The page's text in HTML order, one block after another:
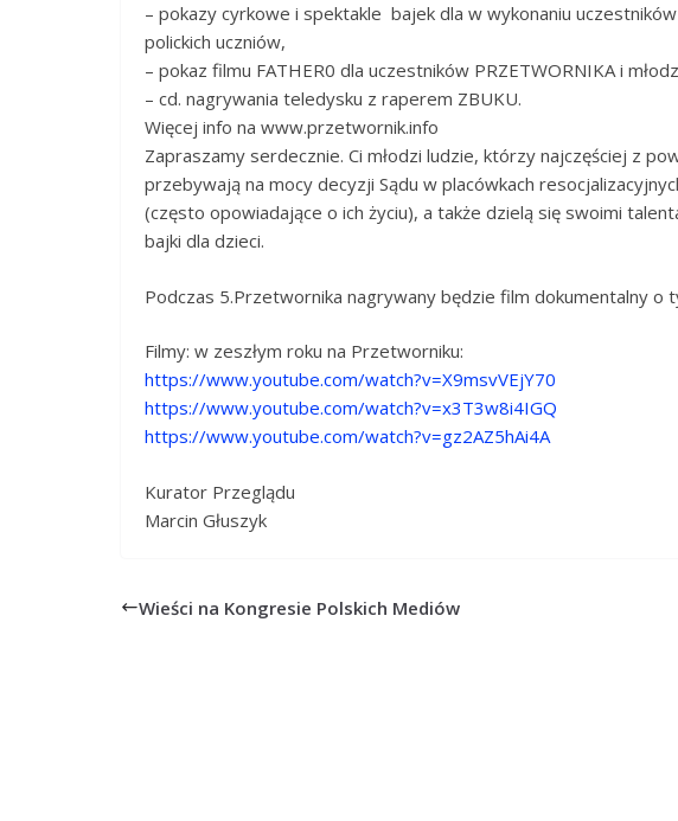
– pokazy cyrkowe i spektakle bajek dla w wykonaniu
polickich uczniów,
– pokaz filmu FATHER0 dla uczestników PRZETWORNIKA i
– cd. nagrywania teledysku z raperem ZBUKU.
Więcej info na www.przetwornik.info
Zapraszamy serdecznie. Ci młodzi ludzie, którzy najczęściej z
przebywają na mocy decyzji Sądu w placówkach
(często opowiadające o ich życiu), a także dzielą się swoimi
bajki dla dzieci.
Podczas 5.Przetwornika nagrywany będzie film dokumentalny o
Filmy: w zeszłym roku na Przetworniku:
https://www.youtube.com/watch?v=X9msvVEjY70
https://www.youtube.com/watch?v=x3T3w8i4IGQ
https://www.youtube.com/watch?v=gz2AZ5hAi4A
Kurator Przeglądu
Marcin Głuszyk
Wieści na Kongresie Polskich Mediów